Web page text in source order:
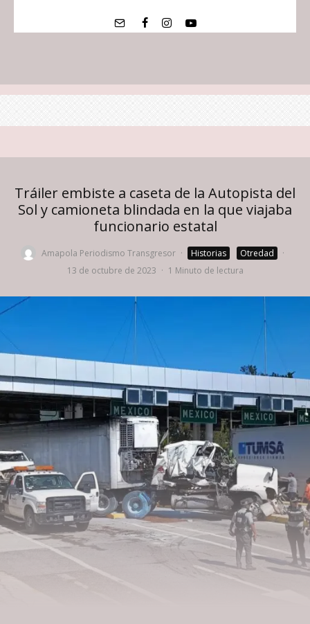
Tráiler embiste a caseta de la Autopista del
Sol y camioneta blindada en la que viajaba
funcionario estatal
Amapola Periodismo Transgresor · Historias Otredad
·
13 de octubre de 2023 · 1 Minuto de lectura